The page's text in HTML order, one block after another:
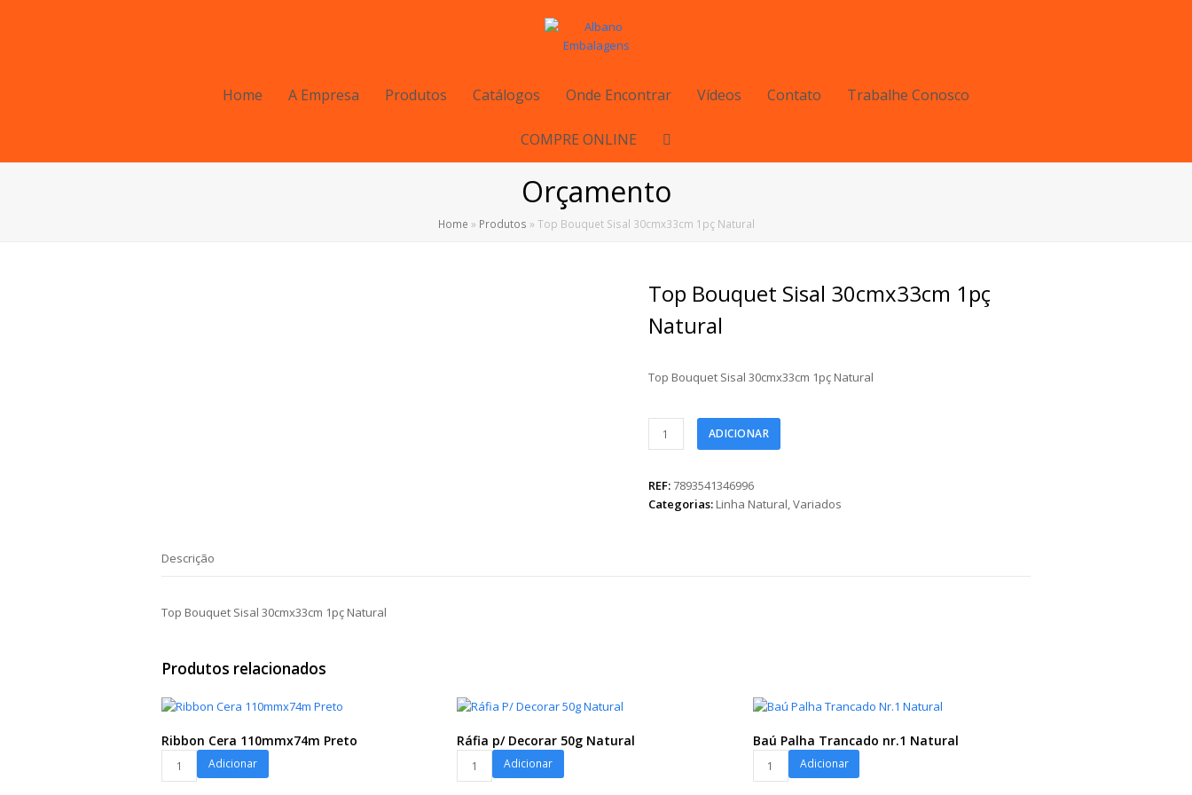
Home A Empresa Produtos Catálogos Onde Encontrar Vídeos Contato Trabalhe Conosco
COMPRE ONLINE
Orçamento
Home » Produtos » Top Bouquet Sisal 30cmx33cm 1pç Natural
Top Bouquet Sisal 30cmx33cm 1pç
Natural
Top Bouquet Sisal 30cmx33cm 1pç Natural
30cmx33cm
1pç
ADICIONAR
REF:7893541346996
Categorias: Linha Natural,Variados
Descrição
Top Bouquet Sisal 30cmx33cm 1pç Natural
Produtos relacionados
Ribbon Cera 110mmx74m Preto
Adicionar
Ráfia p/ Decorar 50g Natural
Adicionar
Baú Palha Trancado nr.1 Natural
Adicionar